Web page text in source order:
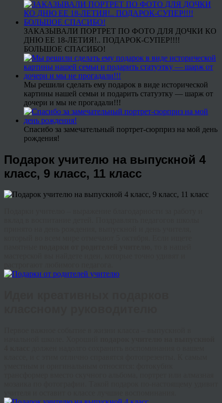
ЗАКАЗЫВАЛИ ПОРТРЕТ ПО ФОТО ДЛЯ ДОЧКИ КО
ДНЮ ЕЕ 18-ЛЕТИЯ!.. ПОДАРОК-СУПЕР!!!!
БОЛЬШОЕ СПАСИБО!
Мы решили сделать ему подарок в виде исторической
картины нашей семьи и подарить статуэтку — шарж от
дочери и мы не прогадали!!!
Спасибо за замечательный портрет-сюрприз на мой день
рождения!
Подарок учителю на выпускной 4
класс, 9 класс, 11 класс